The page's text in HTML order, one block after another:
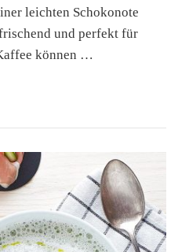
leichten Schokonote
und perfekt für
können …